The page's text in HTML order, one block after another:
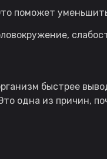
поможет
быстрее
одна из причин,